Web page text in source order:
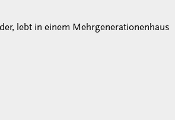
lebt in einem Mehrgenerationenhaus